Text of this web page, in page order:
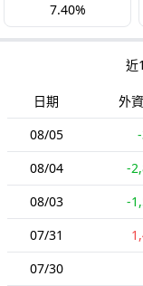
7.40%
近
日期 外
08/05
08/04
-
08/03
-
07/31
07/30